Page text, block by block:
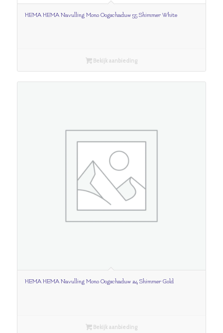
HEMA HEMA Navulling Mono Oogschaduw 55 Shimmer White
Bekijk aanbieding
HEMA HEMA Navulling Mono Oogschaduw 24 Shimmer Gold
Bekijk aanbieding